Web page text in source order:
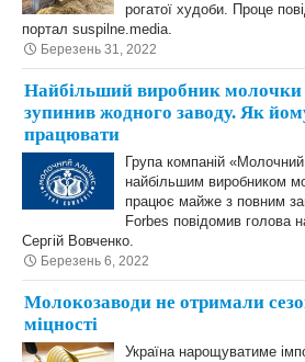
рогатої худоби. Проце
портал suspilne.media.
Березень 31, 2022
Найбільший виробник молочки
зупинив жодного заводу. Як
працювати
Група компаній
найбільшим виробником
працює майже з повним
Forbes повідомив голова
Сергій Вовченко.
Березень 6, 2022
Молокозаводи не отримали
міцності
Україна нарощуватиме